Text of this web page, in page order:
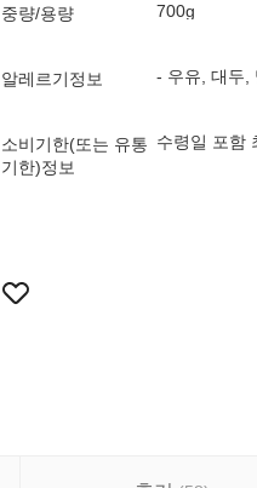
중량/용량 700g
알레르기정보 - 우유, 대두,
소비기한(또는 유통
기한)정보
수령일 포함